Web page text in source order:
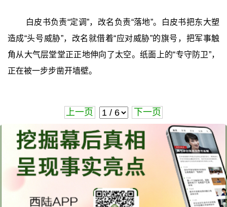
白皮书负责“定调”，改名负责“落地”。白皮书把东大塑
造成“头号威胁”，改名就借着“应对威胁”的旗号，把军事触
角从大气层堂堂正正地伸向了太空。纸面上的“专守防卫”，
正在被一步步凿开墙壁。
上一页 下一页